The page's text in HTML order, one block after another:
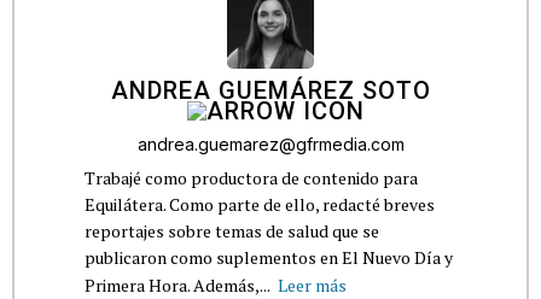
ANDREA GUEMÁREZ SOTO
andrea.guemarez@gfrmedia.com
Trabajé como productora de contenido para
Equilátera. Como parte de ello, redacté breves
reportajes sobre temas de salud que se
publicaron como suplementos en El Nuevo Día y
Primera Hora. Además,... Leer más